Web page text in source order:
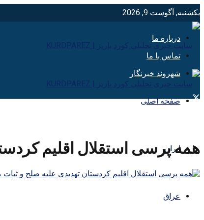
یکشنبه, آگوست 9, 2026
درباره ما
تماس با ما
شهروند خبرنگار
صفحه اصلی
ایران
عراق
همه پرسی استقلال اقلیم